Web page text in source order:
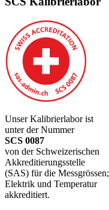
Unser Kalibrierlabor ist
unter der Nummer
SCS 0087
von der Schweizerischen
Akkreditierungsstelle
(SAS) für die Messgrössen;
Elektrik und Temperatur
akkreditiert.